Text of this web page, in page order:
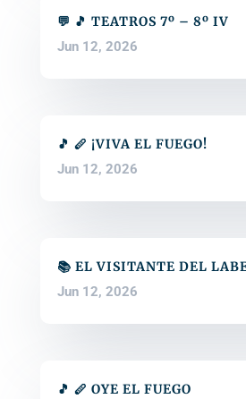
💬 🎵 TEATROS 7º – 8º IV
Jun 12, 2026
🎵 🪈 ¡VIVA EL FUEGO!
Jun 12, 2026
📚 EL VISITANTE DEL
Jun 12, 2026
🎵 🪈 OYE EL FUEGO